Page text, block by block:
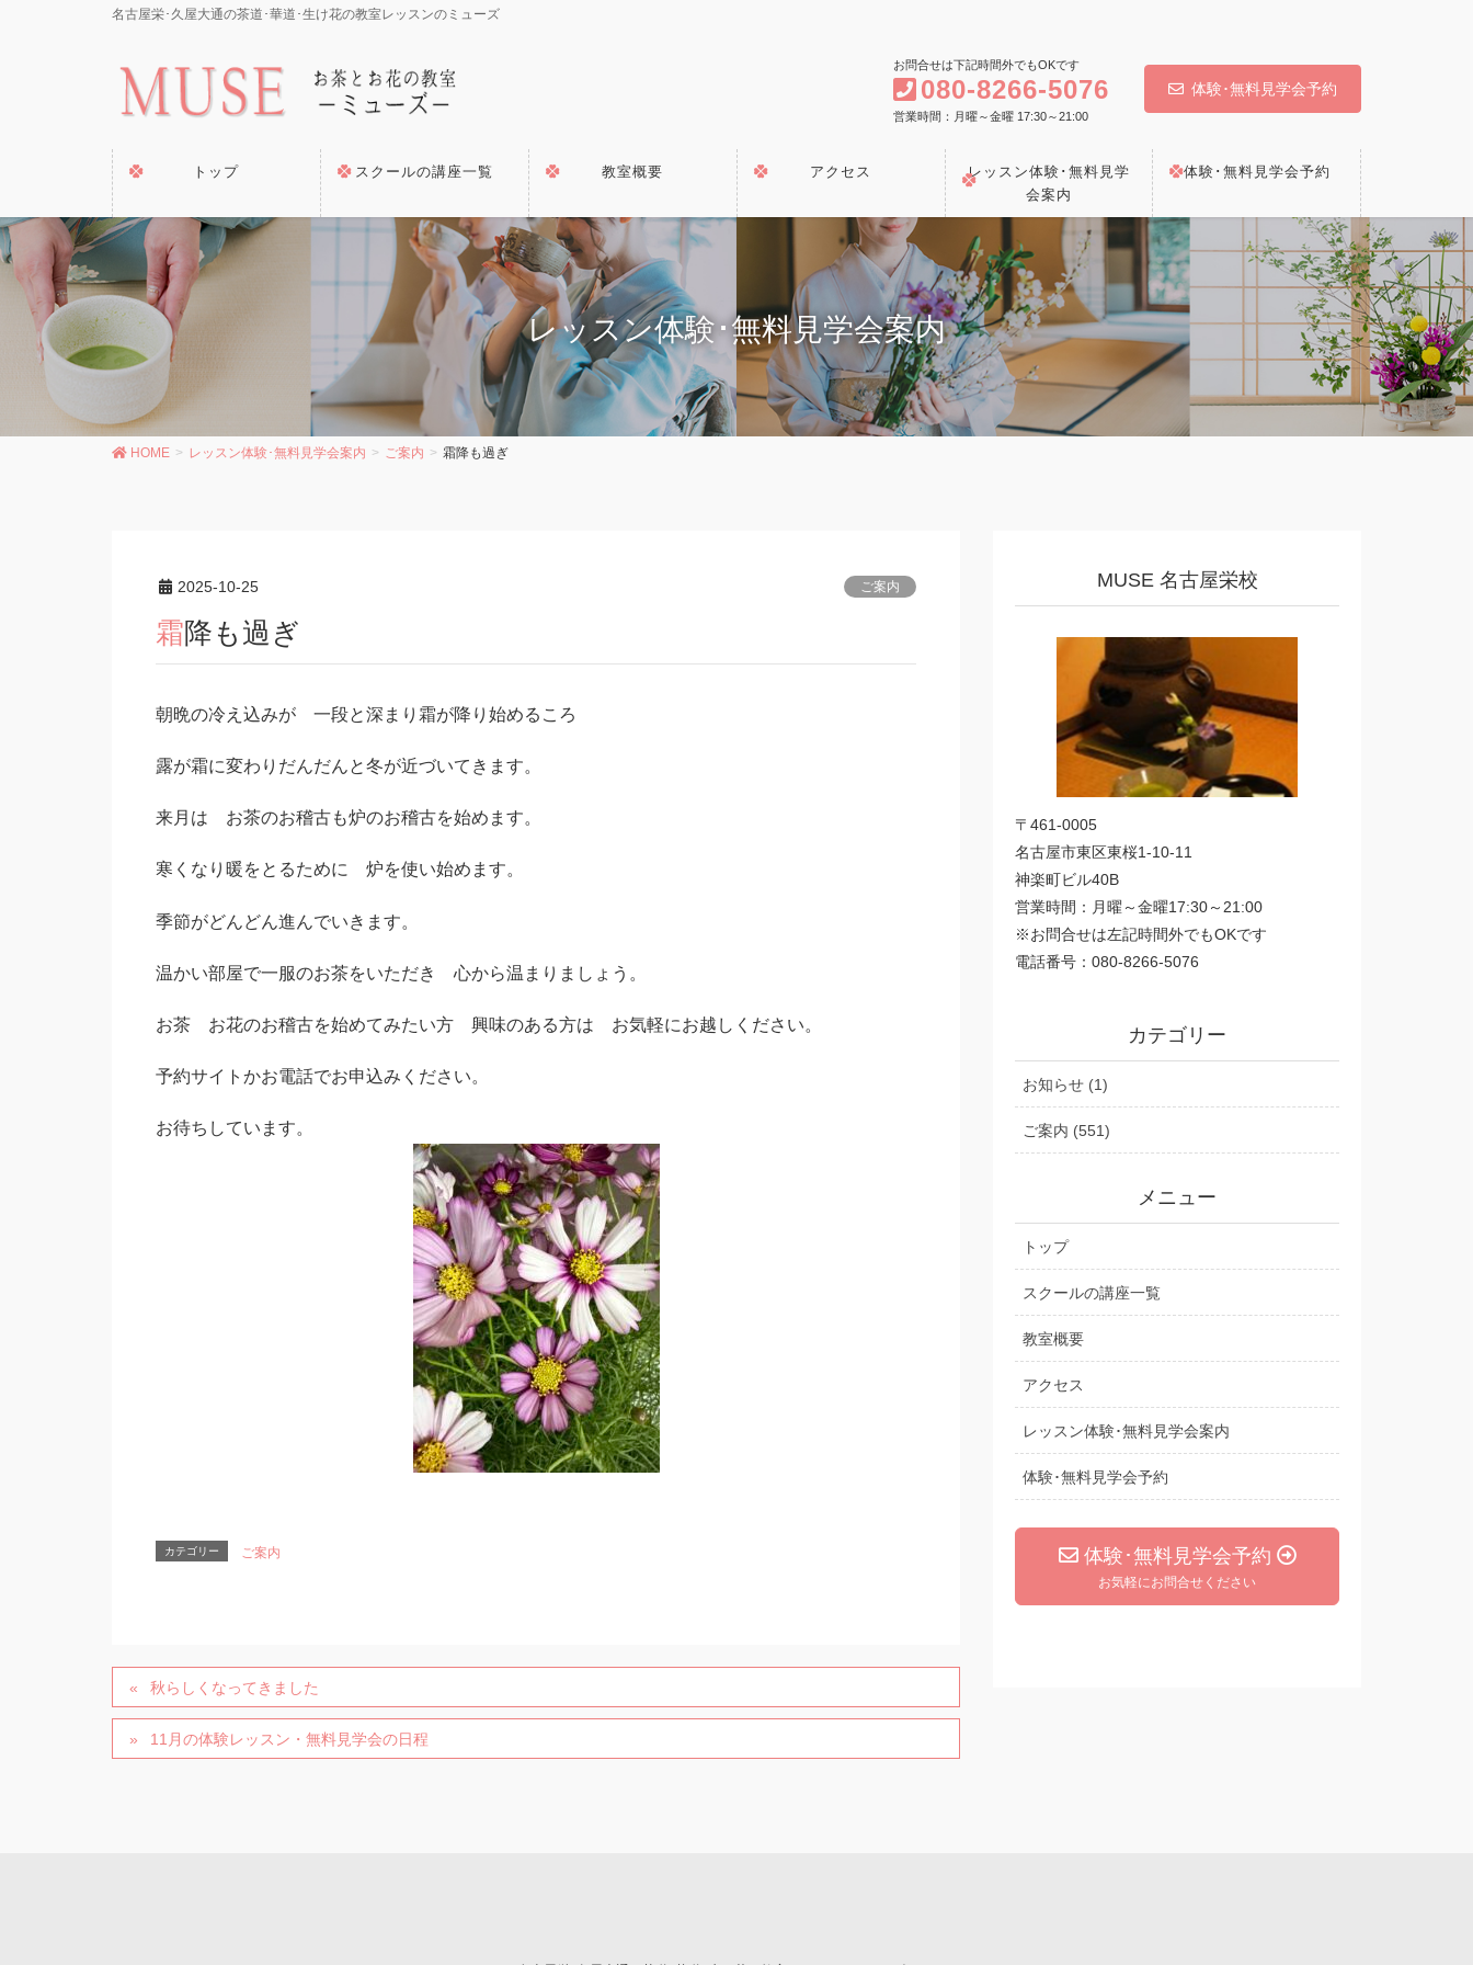
名古屋栄･久屋大通の茶道･華道･生け花の教室レッスンのミューズ
お問合せは下記時間外でもOKです
080-8266-5076
営業時間：月曜～金曜 17:30～21:00
体験･無料見学会予約
トップ スクールの講座一覧 教室概要 アクセス
レッスン体験･無料見学
会案内
体験･無料見学会予約
レッスン体験･無料見学会案内
HOME レッスン体験･無料見学会案内 ご案内 霜降も過ぎ
2025-10-25 ご案内
霜降も過ぎ
朝晩の冷え込みが 一段と深まり霜が降り始めるころ
露が霜に変わりだんだんと冬が近づいてきます。
来月は お茶のお稽古も炉のお稽古を始めます。
寒くなり暖をとるために 炉を使い始めます。
季節がどんどん進んでいきます。
温かい部屋で一服のお茶をいただき 心から温まりましょう。
お茶 お花のお稽古を始めてみたい方 興味のある方は お気軽にお越しください。
予約サイトかお電話でお申込みください。
お待ちしています。
カテゴリー ご案内
秋らしくなってきました
11月の体験レッスン・無料見学会の日程
MUSE 名古屋栄校
〒461-0005
名古屋市東区東桜1-10-11
神楽町ビル40B
営業時間：月曜～金曜17:30～21:00
※お問合せは左記時間外でもOKです
電話番号：080-8266-5076
カテゴリー
お知らせ (1)
ご案内 (551)
メニュー
トップ
スクールの講座一覧
教室概要
アクセス
レッスン体験･無料見学会案内
体験･無料見学会予約
体験･無料見学会予約
お気軽にお問合せください